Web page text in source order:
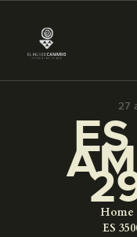
27
Home
ES